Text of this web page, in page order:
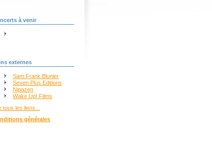
à venir
externes
Sam Frank Blunier
Seven Plus Editions
Nipazen
Wake Up! Films
tous les liens...
générales